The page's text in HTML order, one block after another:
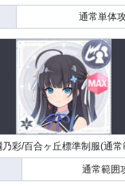
通常単体
乃彩/百合ヶ丘標準制服(通常
通常範囲